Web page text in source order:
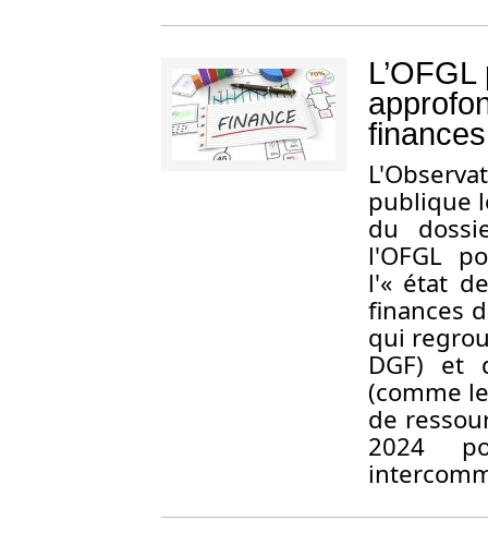
publique
du
l'OFGL
l'« état
finances
qui
DGF) et
(comme
de
2024